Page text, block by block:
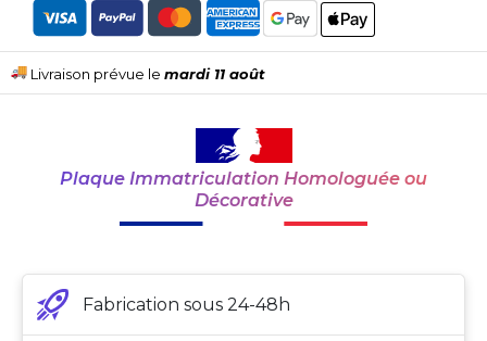
Livraison prévue le mardi 11 août
Plaque Immatriculation Homologuée ou
Décorative
Fabrication sous 24-48h